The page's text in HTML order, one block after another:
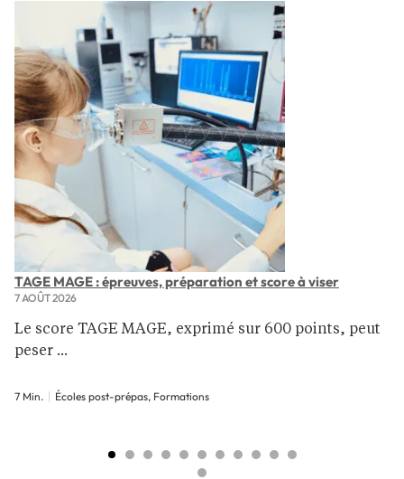
TAGE MAGE : épreuves, préparation et score à viser
7 AOÛT 2026
Le score TAGE MAGE, exprimé sur 600 points, peut
peser ...
7 Min. Écoles post-prépas, Formations